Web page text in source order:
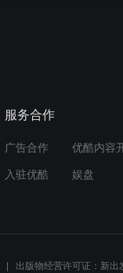
服务合作
广告合作 优酷内容
入驻优酷 娱盘
出版物经营许可证：新